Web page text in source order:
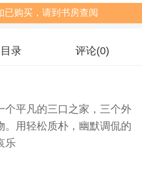
已购买，请到书房查阅
目录 评论(0)
平凡的三口之家，三个外
。用轻松质朴，幽默调侃的
乐